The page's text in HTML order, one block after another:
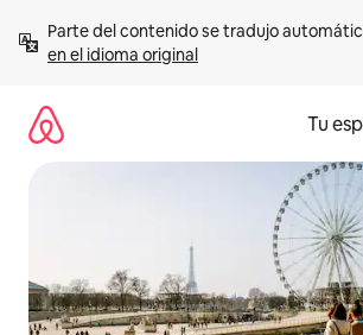
contenido
Parte del contenido se tradujo
en el idioma original
Tu